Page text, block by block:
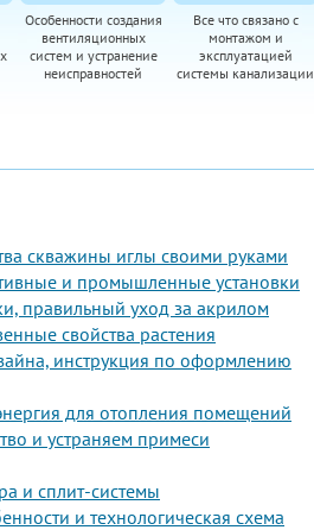
Особенности создания
вентиляционных
систем и устранение
неисправностей
Все что связано с
монтажом и
эксплуатацией
системы канализации
скважины иглы своими руками
и промышленные установки
правильный уход за акрилом
свойства растения
инструкция по оформлению
для отопления помещений
и устраняем примеси
и сплит-системы
и технологическая схема